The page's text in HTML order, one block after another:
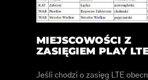
MIEJSCOWOŚCI Z
ZASIĘGIEM PLAY
Jeśli chodzi o zasięg LTE